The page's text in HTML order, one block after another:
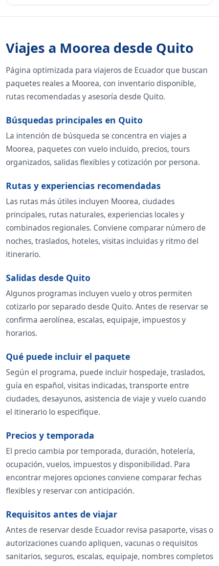
Viajes a Moorea desde Quito
Página optimizada para viajeros de Ecuador que buscan
paquetes reales a Moorea, con inventario disponible,
rutas recomendadas y asesoría desde Quito.
Búsquedas principales en Quito
La intención de búsqueda se concentra en viajes a
Moorea, paquetes con vuelo incluido, precios, tours
organizados, salidas flexibles y cotización por persona.
Rutas y experiencias recomendadas
Las rutas más útiles incluyen Moorea, ciudades
principales, rutas naturales, experiencias locales y
combinados regionales. Conviene comparar número de
noches, traslados, hoteles, visitas incluidas y ritmo del
itinerario.
Salidas desde Quito
Algunos programas incluyen vuelo y otros permiten
cotizarlo por separado desde Quito. Antes de reservar se
confirma aerolínea, escalas, equipaje, impuestos y
horarios.
Qué puede incluir el paquete
Según el programa, puede incluir hospedaje, traslados,
guía en español, visitas indicadas, transporte entre
ciudades, desayunos, asistencia de viaje y vuelo cuando
el itinerario lo especifique.
Precios y temporada
El precio cambia por temporada, duración, hotelería,
ocupación, vuelos, impuestos y disponibilidad. Para
encontrar mejores opciones conviene comparar fechas
flexibles y reservar con anticipación.
Requisitos antes de viajar
Antes de reservar desde Ecuador revisa pasaporte, visas o
autorizaciones cuando apliquen, vacunas o requisitos
sanitarios, seguros, escalas, equipaje, nombres completos